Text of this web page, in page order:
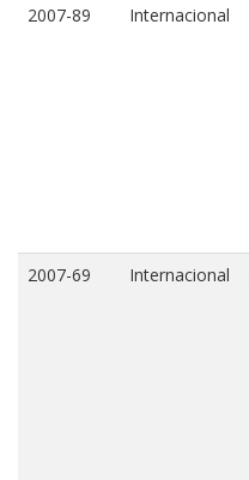
2007-89 Internacional
2007-69 Internacional